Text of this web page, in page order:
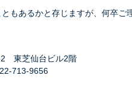
もあるかと存じますが、何卒ご
2 東芝仙台ビル2階
713-9656